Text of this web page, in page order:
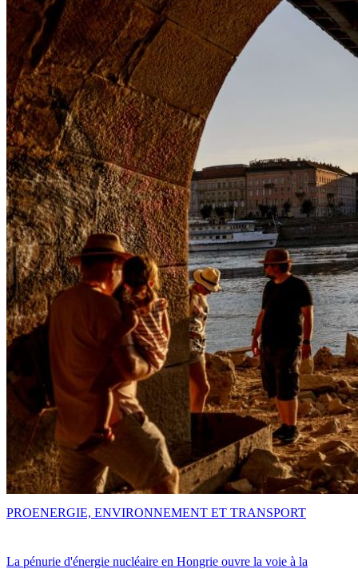
La pénurie d'énergie nucléaire en Hongrie ouvre la voie à la
PROENERGIE, ENVIRONNEMENT ET TRANSPORT